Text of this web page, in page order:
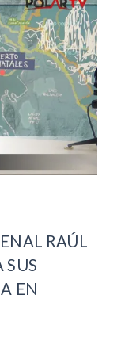
RAÚL
SUS
EN